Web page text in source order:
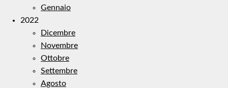
Gennaio
2022
Dicembre
Novembre
Ottobre
Settembre
Agosto